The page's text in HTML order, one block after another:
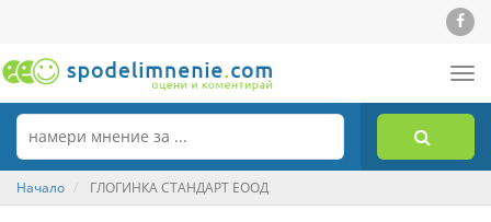
Начало ГЛОГИНКА СТАНДАРТ ЕООД